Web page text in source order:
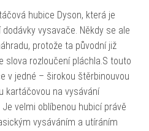
hubice Dyson, která je
vysavače. Někdy se ale
protože ta původní již
slova rozloučení pláchla.S touto
v jedné – širokou štěrbinouvou
kartáčovou na vysávání
velmi oblíbenou hubicí právě
vysáváním a utíráním